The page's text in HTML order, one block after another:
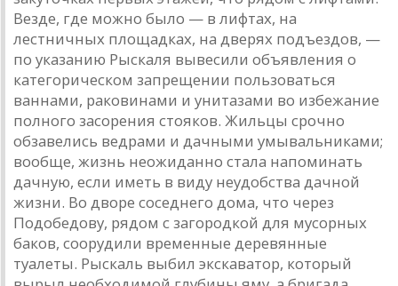
Везде, где можно было — в лифтах, на
лестничных площадках, на дверях подъездов, —
по указанию Рыскаля вывесили объявления о
категорическом запрещении пользоваться
ваннами, раковинами и унитазами во избежание
полного засорения стояков. Жильцы срочно
обзавелись ведрами и дачными умывальниками;
вообще, жизнь неожиданно стала напоминать
дачную, если иметь в виду неудобства дачной
жизни. Во дворе соседнего дома, что через
Подобедову, рядом с загородкой для мусорных
баков, соорудили временные деревянные
туалеты. Рыскаль выбил экскаватор, который